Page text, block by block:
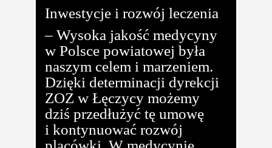
Inwestycje i rozwój leczenia
– Wysoka jakość medycyny
w Polsce powiatowej była
naszym celem i marzeniem.
Dzięki determinacji dyrekcji
ZOZ w Łęczycy możemy
dziś przedłużyć tę umowę
i kontynuować rozwój